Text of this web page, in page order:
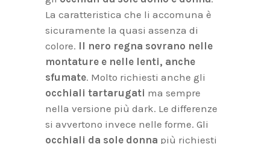
La caratteristica che li accomuna è
sicuramente la quasi assenza di
colore. Il nero regna sovrano nelle
montature e nelle lenti, anche
sfumate. Molto richiesti anche gli
occhiali tartarugati ma sempre
nella versione più dark. Le differenze
si avvertono invece nelle forme. Gli
occhiali da sole donna più richiesti